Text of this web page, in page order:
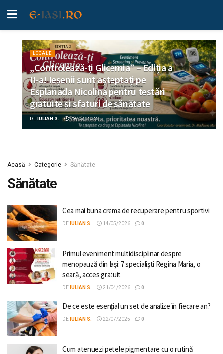
LOCALE
„Controlează-ți Glicemia” – Ediția a
II-a! Ieșenii sunt așteptați pe
Esplanada Nicolina pentru testări
gratuite și sfaturi de sănătate
DE IULIAN S. 29/07/2026
Acasă Categorie Sănătate
Sănătate
Cea mai buna crema de recuperare pentru sportivi
DE IULIAN S. 14/05/2026 0
Primul eveniment multidisciplinar despre
menopauză din Iași: 7 specialiști Regina Maria, o
seară, acces gratuit
DE IULIAN S. 21/04/2026 0
De ce este esențial un set de analize în fiecare an?
DE IULIAN S. 22/07/2025 0
Cum atenuezi petele pigmentare cu o rutină